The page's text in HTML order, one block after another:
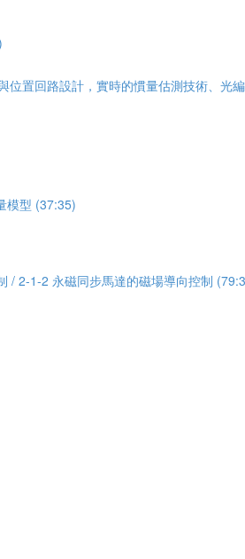
位置回路設計，實時的慣量估測技術、光
模型 (37:35)
/ 2-1-2 永磁同步馬達的磁場導向控制